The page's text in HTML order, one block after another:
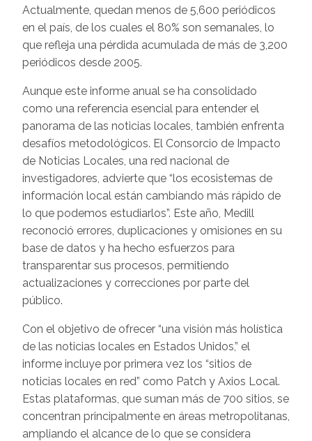
Actualmente, quedan menos de 5,600 periódicos
en el país, de los cuales el 80% son semanales, lo
que refleja una pérdida acumulada de más de 3,200
periódicos desde 2005.
Aunque este informe anual se ha consolidado
como una referencia esencial para entender el
panorama de las noticias locales, también enfrenta
desafíos metodológicos. El Consorcio de Impacto
de Noticias Locales, una red nacional de
investigadores, advierte que “los ecosistemas de
información local están cambiando más rápido de
lo que podemos estudiarlos”. Este año, Medill
reconoció errores, duplicaciones y omisiones en su
base de datos y ha hecho esfuerzos para
transparentar sus procesos, permitiendo
actualizaciones y correcciones por parte del
público.
Con el objetivo de ofrecer “una visión más holística
de las noticias locales en Estados Unidos,” el
informe incluye por primera vez los “sitios de
noticias locales en red” como Patch y Axios Local.
Estas plataformas, que suman más de 700 sitios, se
concentran principalmente en áreas metropolitanas,
ampliando el alcance de lo que se considera